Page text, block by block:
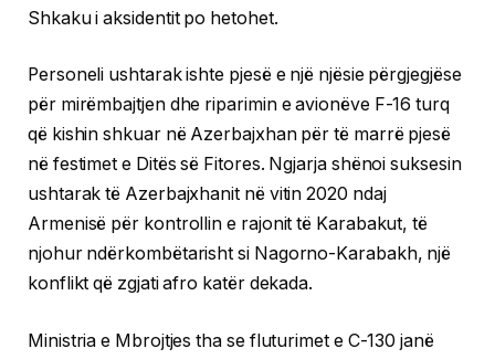
Shkaku i aksidentit po hetohet.
Personeli ushtarak ishte pjesë e një njësie përgjegjëse
për mirëmbajtjen dhe riparimin e avionëve F-16 turq
që kishin shkuar në Azerbajxhan për të marrë pjesë
në festimet e Ditës së Fitores. Ngjarja shënoi suksesin
ushtarak të Azerbajxhanit në vitin 2020 ndaj
Armenisë për kontrollin e rajonit të Karabakut, të
njohur ndërkombëtarisht si Nagorno-Karabakh, një
konflikt që zgjati afro katër dekada.
Ministria e Mbrojtjes tha se fluturimet e C-130 janë